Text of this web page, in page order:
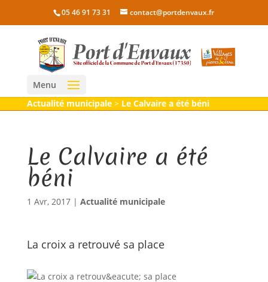
05 46 91 73 31 contact@portdenvaux.fr
Menu
Actualité municipale> Le Calvaire a été béni
Le Calvaire a été
béni
1 Avr, 2017| Actualité municipale
La croix a retrouvé sa place